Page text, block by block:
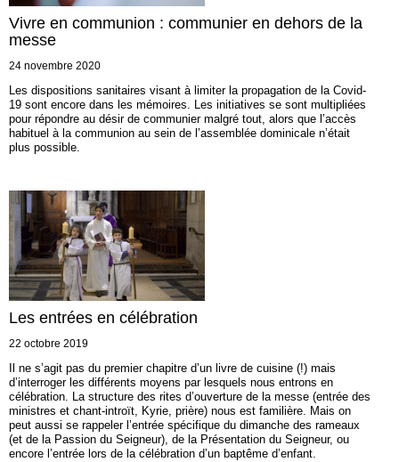
Vivre en communion : communier en dehors de la
messe
24 novembre 2020
Les dispositions sanitaires visant à limiter la propagation de la Covid-
19 sont encore dans les mémoires. Les initiatives se sont multipliées
pour répondre au désir de communier malgré tout, alors que l’accès
habituel à la communion au sein de l’assemblée dominicale n’était
plus possible.
Les entrées en célébration
22 octobre 2019
Il ne s’agit pas du premier chapitre d’un livre de cuisine (!) mais
d’interroger les différents moyens par lesquels nous entrons en
célébration. La structure des rites d’ouverture de la messe (entrée des
ministres et chant-introït, Kyrie, prière) nous est familière. Mais on
peut aussi se rappeler l’entrée spécifique du dimanche des rameaux
(et de la Passion du Seigneur), de la Présentation du Seigneur, ou
encore l’entrée lors de la célébration d’un baptême d’enfant.